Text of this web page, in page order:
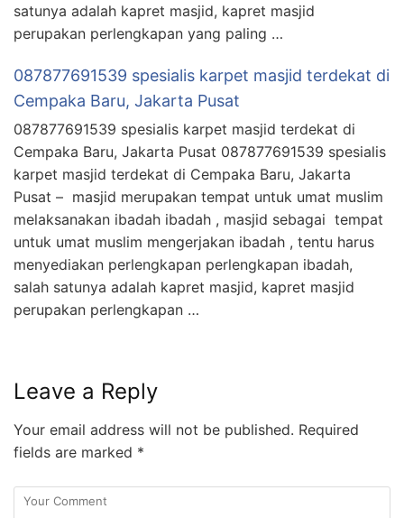
satunya adalah kapret masjid, kapret masjid
perupakan perlengkapan yang paling …
087877691539 spesialis karpet masjid terdekat di
Cempaka Baru, Jakarta Pusat
087877691539 spesialis karpet masjid terdekat di
Cempaka Baru, Jakarta Pusat 087877691539 spesialis
karpet masjid terdekat di Cempaka Baru, Jakarta
Pusat – masjid merupakan tempat untuk umat muslim
melaksanakan ibadah ibadah , masjid sebagai tempat
untuk umat muslim mengerjakan ibadah , tentu harus
menyediakan perlengkapan perlengkapan ibadah,
salah satunya adalah kapret masjid, kapret masjid
perupakan perlengkapan …
Leave a Reply
Your email address will not be published. Required
fields are marked *